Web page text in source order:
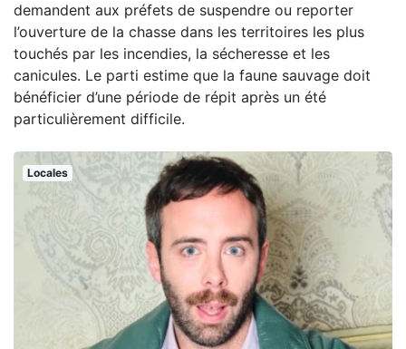
demandent aux préfets de suspendre ou reporter
l’ouverture de la chasse dans les territoires les plus
touchés par les incendies, la sécheresse et les
canicules. Le parti estime que la faune sauvage doit
bénéficier d’une période de répit après un été
particulièrement difficile.
Locales